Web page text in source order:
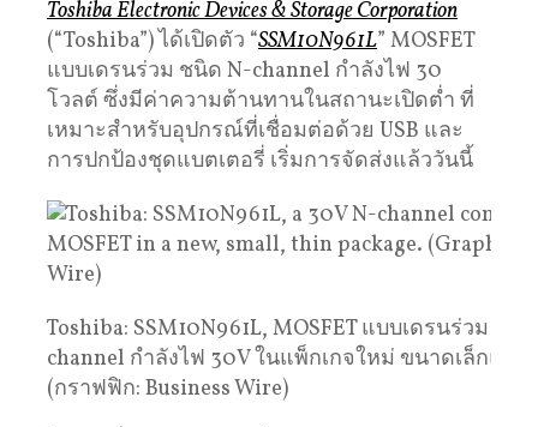
Toshiba Electronic Devices & Storage Corporation
(“Toshiba”) ได้เปิดตัว “SSM10N961L” MOSFET
แบบเดรนร่วม ชนิด N-channel กำลังไฟ 30
โวลต์ ซึ่งมีค่าความต้านทานในสถานะเปิดต่ำ ที่
เหมาะสำหรับอุปกรณ์ที่เชื่อมต่อด้วย USB และ
การปกป้องชุดแบตเตอรี่ เริ่มการจัดส่งแล้ววันนี้
Toshiba: SSM10N961L, MOSFET แบบเดรนร่วม ชนิ
channel กำลังไฟ 30V ในแพ็กเกจใหม่ ขนาดเล็กและ
(กราฟฟิก: Business Wire)